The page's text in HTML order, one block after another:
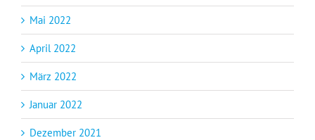
Mai 2022
April 2022
März 2022
Januar 2022
Dezember 2021